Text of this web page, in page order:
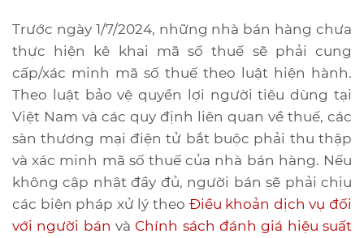
Trước ngày 1/7/2024, những nhà bán hàng chưa
thực hiện kê khai mã số thuế sẽ phải cung
cấp/xác minh mã số thuế theo luật hiện hành.
Theo luật bảo vệ quyền lợi người tiêu dùng tại
Việt Nam và các quy định liên quan về thuế, các
sàn thương mại điện tử bắt buộc phải thu thập
và xác minh mã số thuế của nhà bán hàng. Nếu
không cập nhật đầy đủ, người bán sẽ phải chịu
các biện pháp xử lý theo Điều khoản dịch vụ đối
với người bán và Chính sách đánh giá hiệu suất